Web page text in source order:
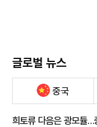
글로벌 뉴스
중국
희토류 다음은 광모듈…